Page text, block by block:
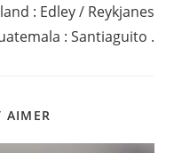
: Edley / Reykjanes
: Santiaguito .
AIMER